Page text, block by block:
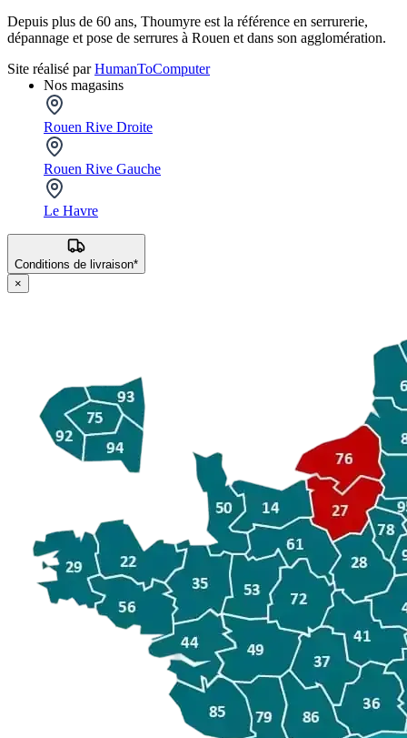
Depuis plus de 60 ans, Thoumyre est la référence en serrurerie,
dépannage et pose de serrures à Rouen et dans son agglomération.
Site réalisé parHumanToComputer
Nos magasins
Rouen Rive Droite
Rouen Rive Gauche
Le Havre
Conditions de livraison*
×